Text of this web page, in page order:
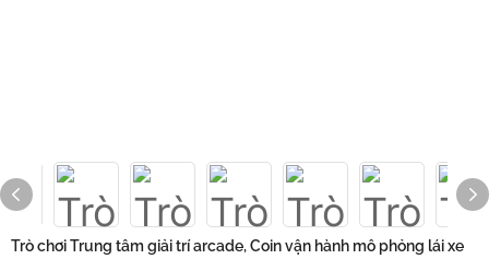
Trò chơi Trung tâm giải trí arcade, Coin vận hành mô phỏng lái xe